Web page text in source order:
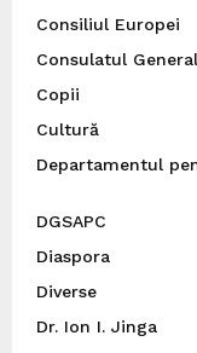
Consiliul Europei
Consulatul
Copii
Cultură
Departamentul
DGSAPC
Diaspora
Diverse
Dr. Ion I. Jinga